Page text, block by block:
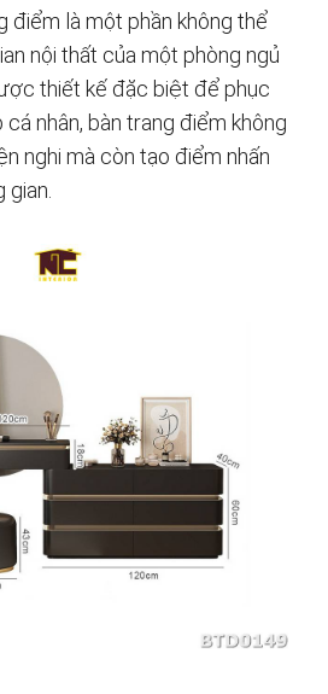
điểm là một phần không thể
nội thất của một phòng ngủ
thiết kế đặc biệt để phục
nhân, bàn trang điểm không
nghi mà còn tạo điểm nhấn
gian.